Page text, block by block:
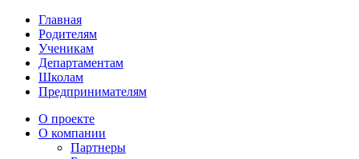
Главная
Родителям
Ученикам
Департаментам
Школам
Предпринимателям
О проекте
О компании
Партнеры